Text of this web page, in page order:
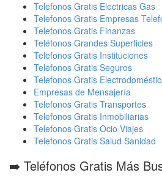
Telefonos Gratis Electricas Gas
Telefonos Gratis Empresas
Telefonos Gratis Finanzas
Teléfonos Grandes Superficies
Telefonos Gratis Instituciones
Telefonos Gratis Seguros
Telefonos Gratis
Empresas de Mensajería
Telefonos Gratis Transportes
Telefonos Gratis Inmobiliarias
Telefonos Gratis Ocio Viajes
Telefonos Gratis Salud Sanidad
➡️ Teléfonos Gratis Más